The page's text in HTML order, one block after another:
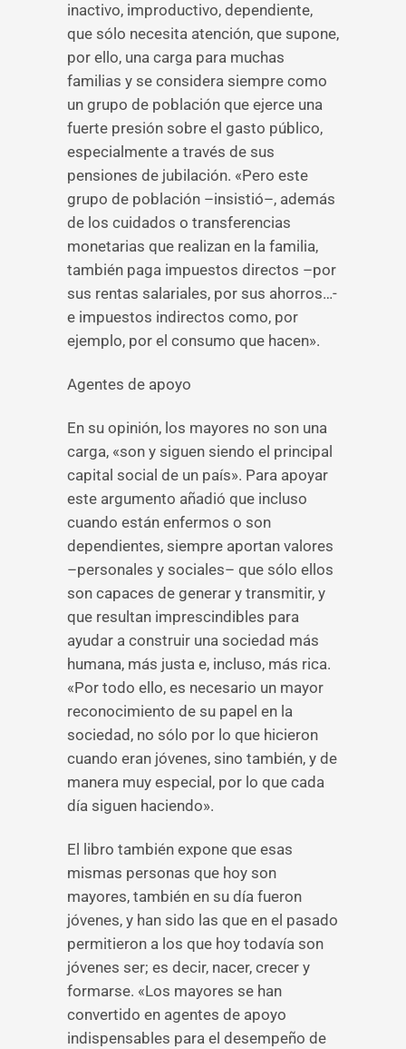
inactivo, improductivo, dependiente,
que sólo necesita atención, que supone,
por ello, una carga para muchas
familias y se considera siempre como
un grupo de población que ejerce una
fuerte presión sobre el gasto público,
especialmente a través de sus
pensiones de jubilación. «Pero este
grupo de población –insistió–, además
de los cuidados o transferencias
monetarias que realizan en la familia,
también paga impuestos directos –por
sus rentas salariales, por sus ahorros…-
e impuestos indirectos como, por
ejemplo, por el consumo que hacen».
Agentes de apoyo
En su opinión, los mayores no son una
carga, «son y siguen siendo el principal
capital social de un país». Para apoyar
este argumento añadió que incluso
cuando están enfermos o son
dependientes, siempre aportan valores
–personales y sociales– que sólo ellos
son capaces de generar y transmitir, y
que resultan imprescindibles para
ayudar a construir una sociedad más
humana, más justa e, incluso, más rica.
«Por todo ello, es necesario un mayor
reconocimiento de su papel en la
sociedad, no sólo por lo que hicieron
cuando eran jóvenes, sino también, y de
manera muy especial, por lo que cada
día siguen haciendo».
El libro también expone que esas
mismas personas que hoy son
mayores, también en su día fueron
jóvenes, y han sido las que en el pasado
permitieron a los que hoy todavía son
jóvenes ser; es decir, nacer, crecer y
formarse. «Los mayores se han
convertido en agentes de apoyo
indispensables para el desempeño de